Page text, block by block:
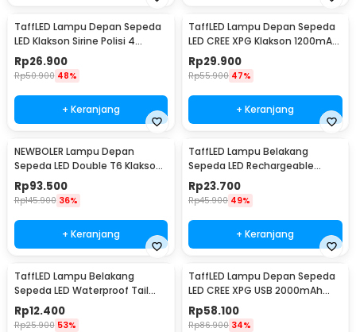
TaffLED Lampu Depan Sepeda
LED Klakson Sirine Polisi 4
Sound - JY-325B
Rp26.900
Rp50.900 48%
+ Keranjang
TaffLED Lampu Depan Sepeda
LED CREE XPG Klakson 1200mAh
250 Lumens - 7588
Rp29.900
Rp55.900 47%
+ Keranjang
NEWBOLER Lampu Depan
Sepeda LED Double T6 Klakson
2000mAh 800 Lumens - BK-
1718
Rp93.500
Rp145.900 36%
+ Keranjang
TaffLED Lampu Belakang
Sepeda LED Rechargeable
Waterproof Tail Light Circle -
ZH097
Rp23.700
Rp45.900 49%
+ Keranjang
TaffLED Lampu Belakang
Sepeda LED Waterproof Tail
Light 15 Lumens - DC-918
Rp12.400
Rp25.900 53%
TaffLED Lampu Depan Sepeda
LED CREE XPG USB 2000mAh
400 Lumens - YQ-QD400
Rp58.100
Rp86.900 34%